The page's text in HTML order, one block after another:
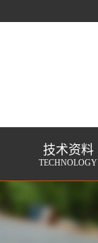
技术资料
TECHNOLOGY